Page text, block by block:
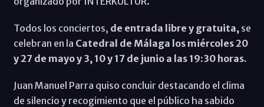
Todos los conciertos, de entrada libre y gratuita, se
celebran en la Catedral de Málaga los miércoles 20
y 27 de mayo y 3, 10 y 17 de junio a las 19:30 horas.
Juan Manuel Parra quiso concluir destacando el clima
de silencio y recogimiento que el público ha sabido